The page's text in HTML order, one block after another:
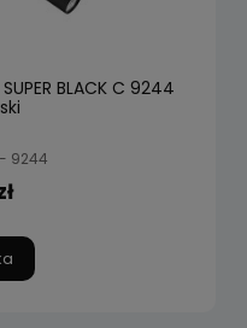
BLACK C 9244
- 9244